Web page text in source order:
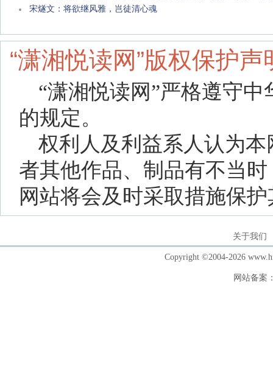
宋燧文：将欲继风雅，岂徒清心魂
“潇湘悦读网”版权保护声
“潇湘悦读网”严格遵守
的规定。
权利人及利益系人认为
者其他作品、制品有不当
网站将会及时采取措施保
关于我们
Copyright ©2004-2026
网站备案